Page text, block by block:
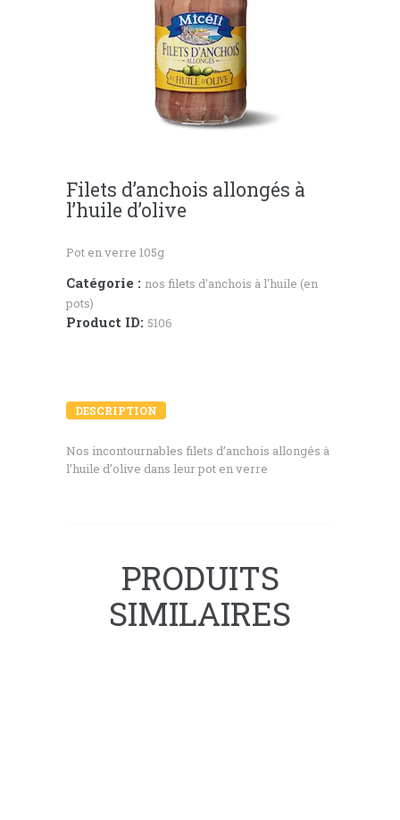
Filets d’anchois allongés à
l’huile d’olive
Pot en verre 105g
Catégorie : nos filets d'anchois à l'huile (en
pots)
Product ID: 5106
DESCRIPTION
Nos incontournables filets d’anchois allongés à
l’huile d’olive dans leur pot en verre
PRODUITS
SIMILAIRES